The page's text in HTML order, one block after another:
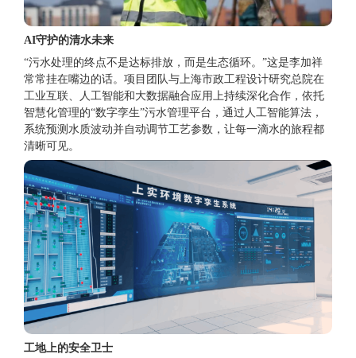
AI守护的清水未来
“污水处理的终点不是达标排放，而是生态循环。”这是李加祥
常常挂在嘴边的话。项目团队与上海市政工程设计研究总院在
工业互联、人工智能和大数据融合应用上持续深化合作，依托
智慧化管理的“数字孪生”污水管理平台，通过人工智能算法，
系统预测水质波动并自动调节工艺参数，让每一滴水的旅程都
清晰可见。
工地上的安全卫士